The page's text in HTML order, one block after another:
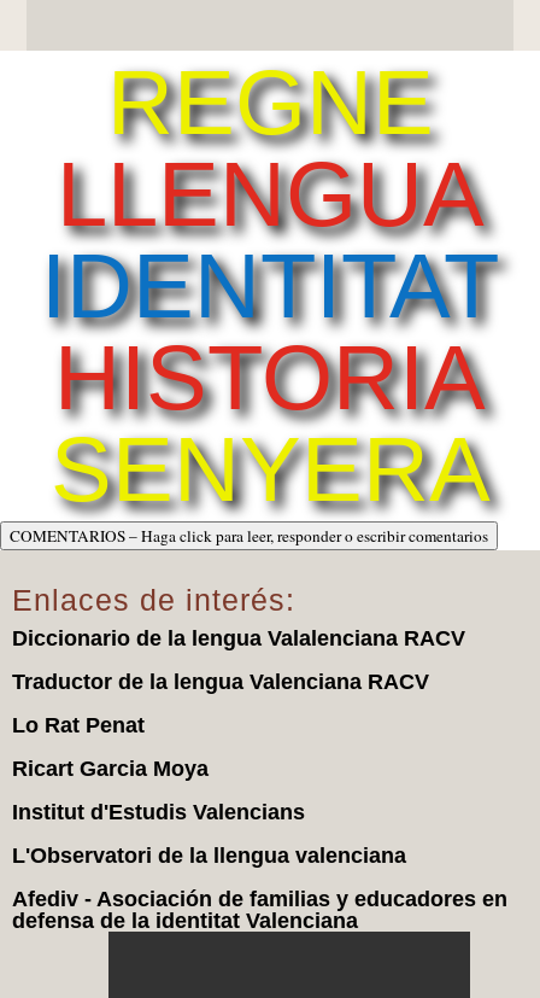
REGNE
LLENGUA
IDENTITAT
HISTORIA
SENYERA
COMENTARIOS – Haga click para leer, responder o escribir comentarios
Enlaces de interés:
Diccionario de la lengua Valalenciana RACV
Traductor de la lengua Valenciana RACV
Lo Rat Penat
Ricart Garcia Moya
Institut d'Estudis Valencians
L'Observatori de la llengua valenciana
Afediv - Asociación de familias y educadores en
defensa de la identitat Valenciana